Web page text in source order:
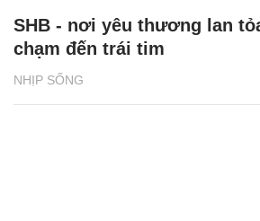
NHỊP SỐNG
SHB - nơi yêu thương lan
chạm đến trái tim